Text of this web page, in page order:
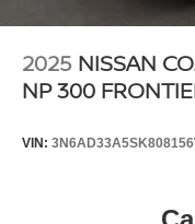
2025 NISSAN
NP 300
VIN: 3N6AD33A5SK808156